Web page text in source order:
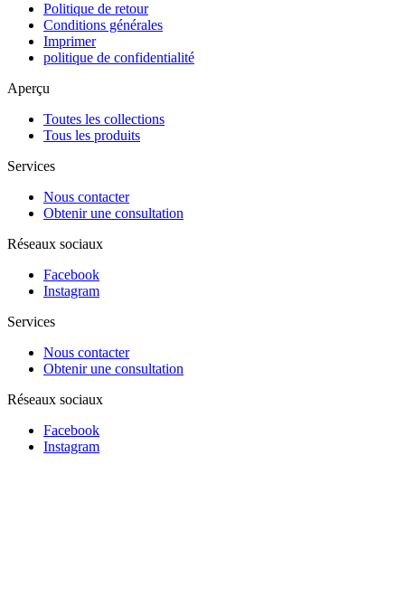
Politique de retour
Conditions générales
Imprimer
politique de confidentialité
Aperçu
Toutes les collections
Tous les produits
Services
Nous contacter
Obtenir une consultation
Réseaux sociaux
Facebook
Instagram
Services
Nous contacter
Obtenir une consultation
Réseaux sociaux
Facebook
Instagram